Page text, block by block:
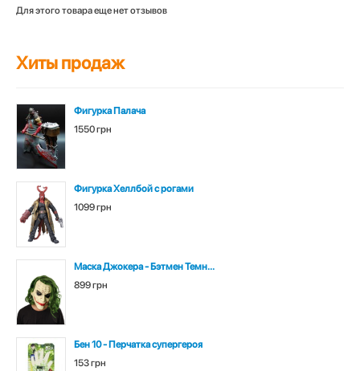
Для этого товара еще нет отзывов
Хиты продаж
Фигурка Палача
1550 грн
Фигурка Хеллбой с рогами
1099 грн
Маска Джокера - Бэтмен Темн...
899 грн
Бен 10 - Перчатка супергероя
153 грн